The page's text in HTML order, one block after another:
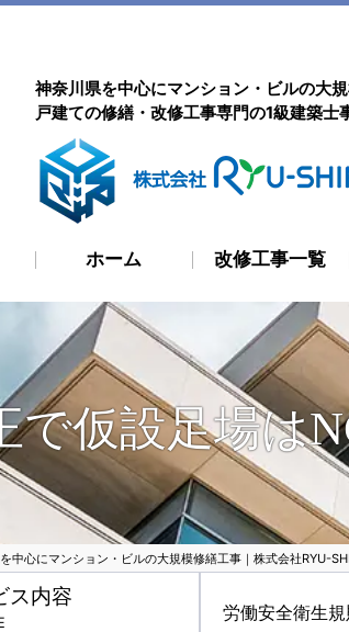
神奈川県を中心にマンション・ビルの大
戸建ての修繕・改修工事専門の1級建築士
ホーム 改修工事一覧
で仮設足場は
中心にマンション・ビルの大規模修繕工事｜株式会社RYU-
労働安全衛生
ス内容